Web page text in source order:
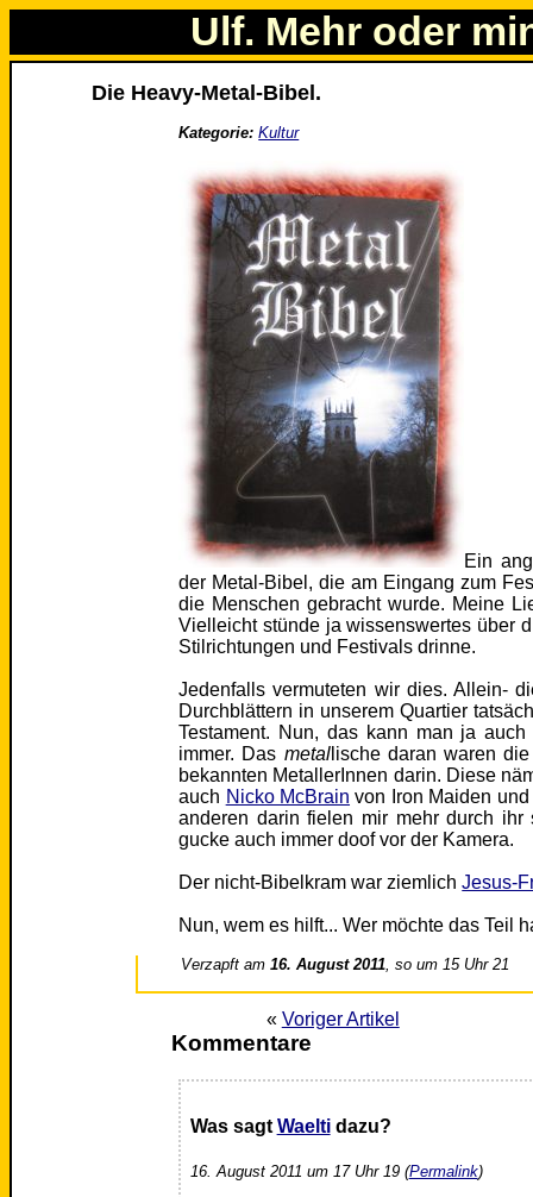
Ulf. Mehr oder
Die Heavy-Metal-Bibel.
Kategorie: Kultur
Ein
der Metal-Bibel, die am Eingang zum
die Menschen gebracht wurde. Meine
Vielleicht stünde ja wissenswertes über
Stilrichtungen und Festivals drinne.
Jedenfalls vermuteten wir dies. Allein-
Durchblättern in unserem Quartier
Testament. Nun, das kann man ja
immer. Das metallische daran waren
bekannten MetallerInnen darin. Diese
auch Nicko McBrain von Iron Maiden
anderen darin fielen mir mehr durch
gucke auch immer doof vor der Kamera.
Der nicht-Bibelkram war ziemlichJesus-
Nun, wem es hilft... Wer möchte das Teil
Verzapft am16. August 2011, so um 15 Uhr 21
« Voriger Artikel
Kommentare
Was sagt Waeltidazu?
16. August 2011 um 17 Uhr 19 (Permalink)